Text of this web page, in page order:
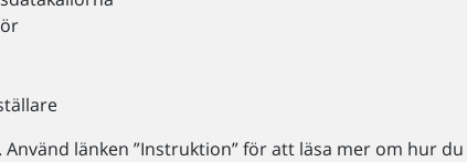
länken ”Instruktion” för att läsa mer om hur du